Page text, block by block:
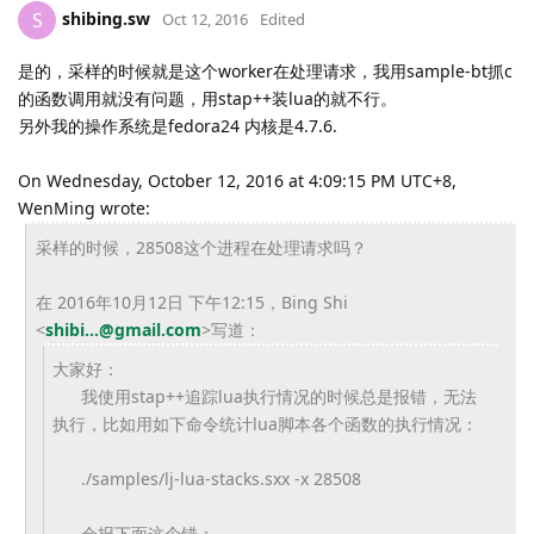
S shibing.sw Oct 12, 2016 Edited
是的，采样的时候就是这个worker在处理请求，我用sample-bt抓c
的函数调用就没有问题，用stap++装lua的就不行。
另外我的操作系统是fedora24 内核是4.7.6.
On Wednesday, October 12, 2016 at 4:09:15 PM UTC+8,
WenMing wrote:
采样的时候， 28508这个进程在处理请求吗？
在 2016年10月12日 下午12:15，Bing Shi
<shibi...@gmail.com>写道：
大家好：
我使用stap++追踪lua执行情况的时候总是报错， 无法
执行，比如用如下命令统计lua脚本各个函数的执行情况：
./samples/lj-lua-stacks.sxx -x 28508